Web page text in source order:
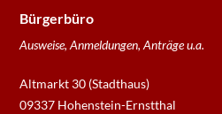
Bürgerbüro
Ausweise, Anmeldungen, Anträge u.a.
Altmarkt 30 (Stadthaus)
09337 Hohenstein-Ernstthal